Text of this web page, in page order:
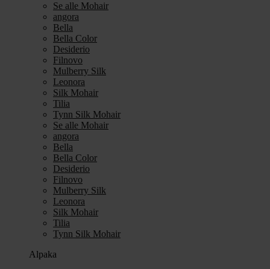
Se alle Mohair
angora
Bella
Bella Color
Desiderio
Filnovo
Mulberry Silk
Leonora
Silk Mohair
Tilia
Tynn Silk Mohair
Se alle Mohair
angora
Bella
Bella Color
Desiderio
Filnovo
Mulberry Silk
Leonora
Silk Mohair
Tilia
Tynn Silk Mohair
Alpaka